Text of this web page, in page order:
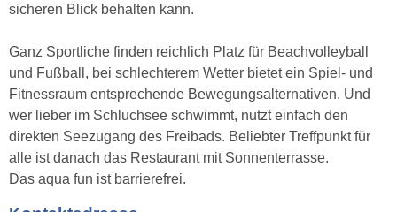
sicheren Blick behalten kann.
Ganz Sportliche finden reichlich Platz für Beachvolleyball
und Fußball, bei schlechterem Wetter bietet ein Spiel- und
Fitnessraum entsprechende Bewegungsalternativen. Und
wer lieber im Schluchsee schwimmt, nutzt einfach den
direkten Seezugang des Freibads. Beliebter Treffpunkt für
alle ist danach das Restaurant mit Sonnenterrasse.
Das aqua fun ist barrierefrei.